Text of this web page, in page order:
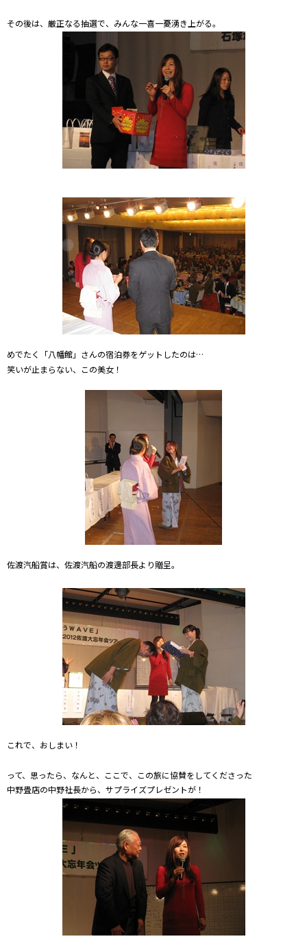
その後は、厳正なる抽選で、みんな一喜一憂湧き上がる。
めでたく「八幡館」さんの宿泊券をゲットしたのは…
笑いが止まらない、この美女！
佐渡汽船賞は、佐渡汽船の渡邊部長より贈呈。
これで、おしまい！
って、思ったら、なんと、ここで、この旅に協賛をしてくださった
中野畳店の中野社長から、サプライズプレゼントが！